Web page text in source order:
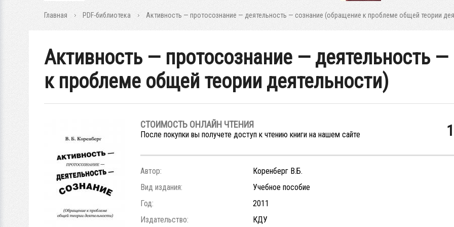
Главная PDF-библиотека Активность — протосознание — деятельность — сознание (обращение к проблеме общей теории
Активность — протосознание — деятельность
к проблеме общей теории деятельности)
СТОИМОСТЬ ОНЛАЙН ЧТЕНИЯ
После покупки вы получете доступ к чтению книги на нашем сайте
Автор:
Коренберг В.Б.
Вид издания:
Учебное пособие
Год:
2011
Издательство:
КДУ